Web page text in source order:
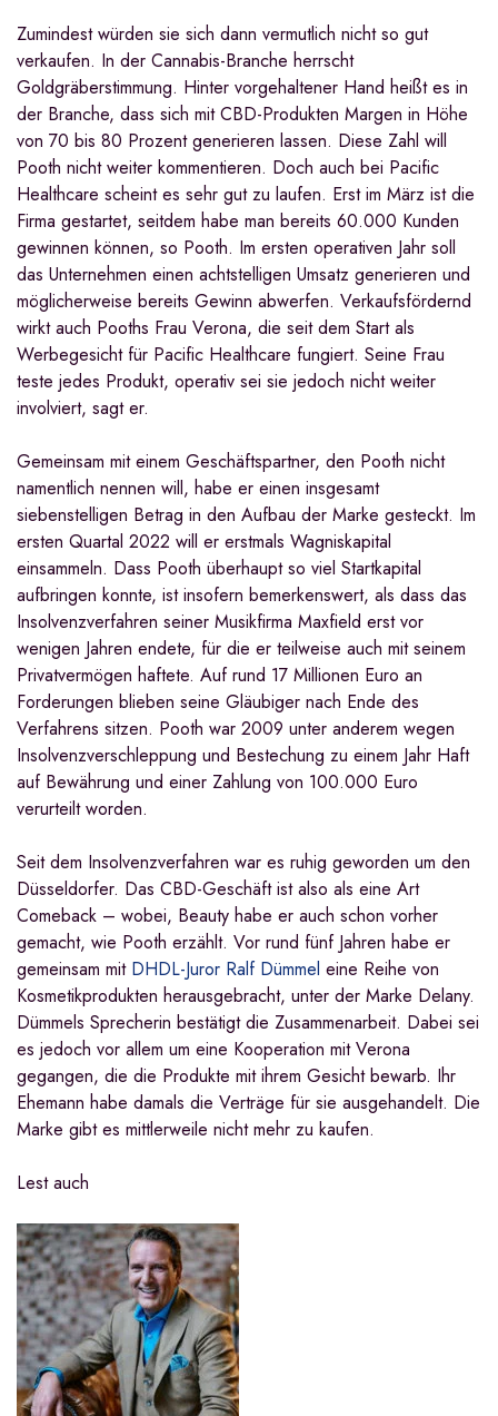
Zumindest würden sie sich dann vermutlich nicht so gut
verkaufen. In der Cannabis-Branche herrscht
Goldgräberstimmung. Hinter vorgehaltener Hand heißt es in
der Branche, dass sich mit CBD-Produkten Margen in Höhe
von 70 bis 80 Prozent generieren lassen. Diese Zahl will
Pooth nicht weiter kommentieren. Doch auch bei Pacific
Healthcare scheint es sehr gut zu laufen. Erst im März ist die
Firma gestartet, seitdem habe man bereits 60.000 Kunden
gewinnen können, so Pooth. Im ersten operativen Jahr soll
das Unternehmen einen achtstelligen Umsatz generieren und
möglicherweise bereits Gewinn abwerfen. Verkaufsfördernd
wirkt auch Pooths Frau Verona, die seit dem Start als
Werbegesicht für Pacific Healthcare fungiert. Seine Frau
teste jedes Produkt, operativ sei sie jedoch nicht weiter
involviert, sagt er.
Gemeinsam mit einem Geschäftspartner, den Pooth nicht
namentlich nennen will, habe er einen insgesamt
siebenstelligen Betrag in den Aufbau der Marke gesteckt. Im
ersten Quartal 2022 will er erstmals Wagniskapital
einsammeln. Dass Pooth überhaupt so viel Startkapital
aufbringen konnte, ist insofern bemerkenswert, als dass das
Insolvenzverfahren seiner Musikfirma Maxfield erst vor
wenigen Jahren endete, für die er teilweise auch mit seinem
Privatvermögen haftete. Auf rund 17 Millionen Euro an
Forderungen blieben seine Gläubiger nach Ende des
Verfahrens sitzen. Pooth war 2009 unter anderem wegen
Insolvenzverschleppung und Bestechung zu einem Jahr Haft
auf Bewährung und einer Zahlung von 100.000 Euro
verurteilt worden.
Seit dem Insolvenzverfahren war es ruhig geworden um den
Düsseldorfer. Das CBD-Geschäft ist also als eine Art
Comeback – wobei, Beauty habe er auch schon vorher
gemacht, wie Pooth erzählt. Vor rund fünf Jahren habe er
gemeinsam mit DHDL-Juror Ralf Dümmel eine Reihe von
Kosmetikprodukten herausgebracht, unter der Marke Delany.
Dümmels Sprecherin bestätigt die Zusammenarbeit. Dabei sei
es jedoch vor allem um eine Kooperation mit Verona
gegangen, die die Produkte mit ihrem Gesicht bewarb. Ihr
Ehemann habe damals die Verträge für sie ausgehandelt. Die
Marke gibt es mittlerweile nicht mehr zu kaufen.
Lest auch